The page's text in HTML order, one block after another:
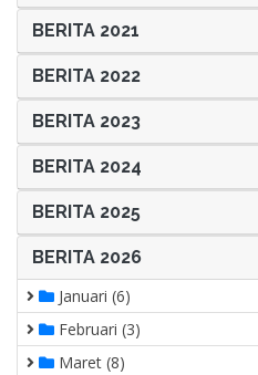
BERITA 2021
BERITA 2022
BERITA 2023
BERITA 2024
BERITA 2025
BERITA 2026
Januari (6)
Februari (3)
Maret (8)